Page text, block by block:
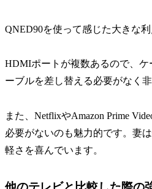
QNED90を使って感じた大きな
HDMIポートが複数あるので、
ーブルを差し替える必要がなく非
また、NetflixやAmazon Prime
必要がないのも魅力的です。妻
軽さを喜んでいます。